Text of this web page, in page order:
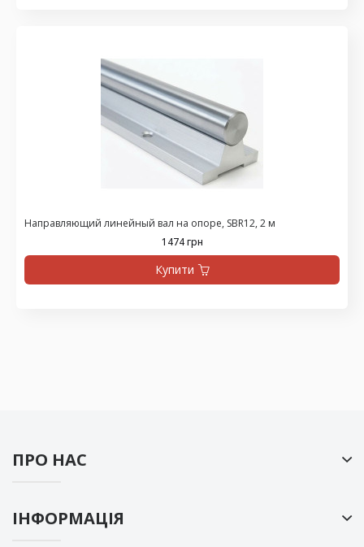
Направляющий линейный вал на опоре, SBR12, 2 м
1474 грн
Купити
ПРО НАС
ІНФОРМАЦІЯ